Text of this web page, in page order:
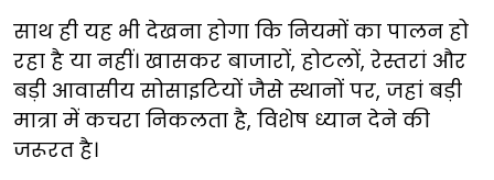
साथ ही यह भी देखना होगा कि नियमों का पालन हो
रहा है या नहीं। खासकर बाजारों, होटलों, रेस्तरां और
बड़ी आवासीय सोसाइटियों जैसे स्थानों पर, जहां बड़ी
मात्रा में कचरा निकलता है, विशेष ध्यान देने की
जरूरत है।